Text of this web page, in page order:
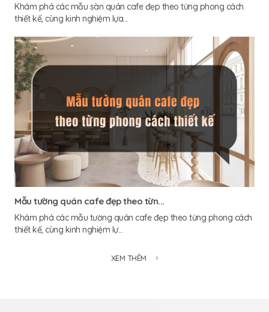
Khám phá các mẫu sàn quán cafe đẹp theo từng phong cách
thiết kế, cùng kinh nghiệm lựa...
Mẫu tường quán cafe đẹp theo từn...
Khám phá các mẫu tường quán cafe đẹp theo từng phong cách
thiết kế, cùng kinh nghiệm lự...
XEM THÊM